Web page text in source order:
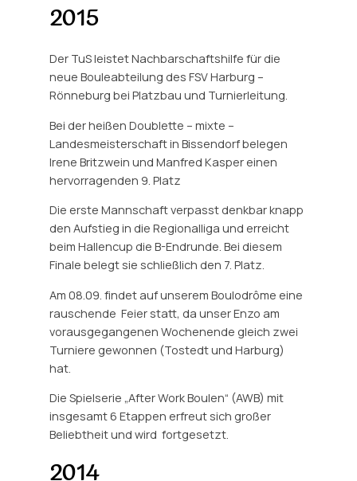
2015
Der TuS leistet Nachbarschaftshilfe für die
neue Bouleabteilung des FSV Harburg –
Rönneburg bei Platzbau und Turnierleitung.
Bei der heißen Doublette – mixte –
Landesmeisterschaft in Bissendorf belegen
Irene Britzwein und Manfred Kasper einen
hervorragenden 9. Platz
Die erste Mannschaft verpasst denkbar knapp
den Aufstieg in die Regionalliga und erreicht
beim Hallencup die B-Endrunde. Bei diesem
Finale belegt sie schließlich den 7. Platz.
Am 08.09. findet auf unserem Boulodrôme eine
rauschende Feier statt, da unser Enzo am
vorausgegangenen Wochenende gleich zwei
Turniere gewonnen (Tostedt und Harburg)
hat.
Die Spielserie „After Work Boulen“ (AWB) mit
insgesamt 6 Etappen erfreut sich großer
Beliebtheit und wird fortgesetzt.